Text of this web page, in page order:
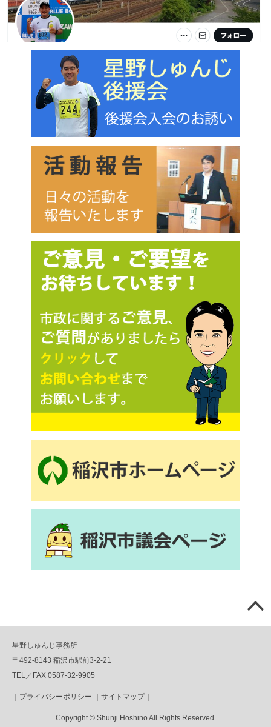
星野しゅんじ事務所
〒492-8143 稲沢市駅前3-2-21
TEL／FAX 0587-32-9905
プライバシーポリシー サイトマップ｜
Copyright © Shunji Hoshino All Rights Reserved.